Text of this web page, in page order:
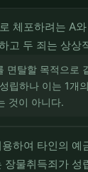
체포하려는 A
고 두 죄는 상상
면탈할 목적으로
립하나 이는 1개
것이 아니다.
하여 타인의
장물취득죄가 성